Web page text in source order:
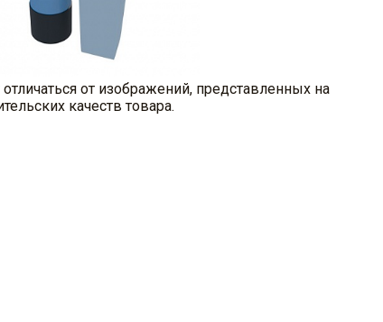
от изображений, представленных на
качеств товара.